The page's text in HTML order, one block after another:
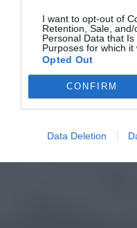
I want to opt-out of
Retention, Sale,
Personal Data that
Purposes for which it
Opted Out
CONFIRM
Data Deletion